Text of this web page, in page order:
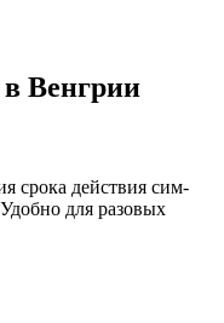
Венгрии
срока действия сим-
для разовых